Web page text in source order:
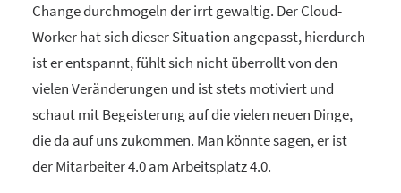
Change durchmogeln der irrt gewaltig. Der Cloud-
Worker hat sich dieser Situation angepasst, hierdurch
ist er entspannt, fühlt sich nicht überrollt von den
vielen Veränderungen und ist stets motiviert und
schaut mit Begeisterung auf die vielen neuen Dinge,
die da auf uns zukommen. Man könnte sagen, er ist
der Mitarbeiter 4.0 am Arbeitsplatz 4.0.